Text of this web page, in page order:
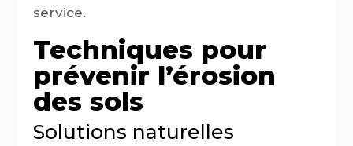
service.
Techniques pour
prévenir l’érosion
des sols
Solutions naturelles